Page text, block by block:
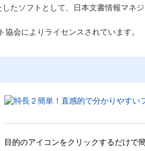
たソフトとして、日本文書情報マネ
会によりライセンスされています。
目的のアイコンをクリックするだけで